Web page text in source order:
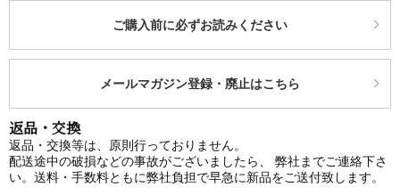
ご購入前に必ずお読みください
メールマガジン登録・廃止はこちら
返品・交換
返品・交換等は、原則行っておりません。
配送途中の破損などの事故がございましたら、 弊社までご連絡下さ
い。送料・手数料ともに弊社負担で早急に新品をご送付致します。